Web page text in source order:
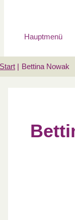
Hauptmenü
Start Bettina Nowak